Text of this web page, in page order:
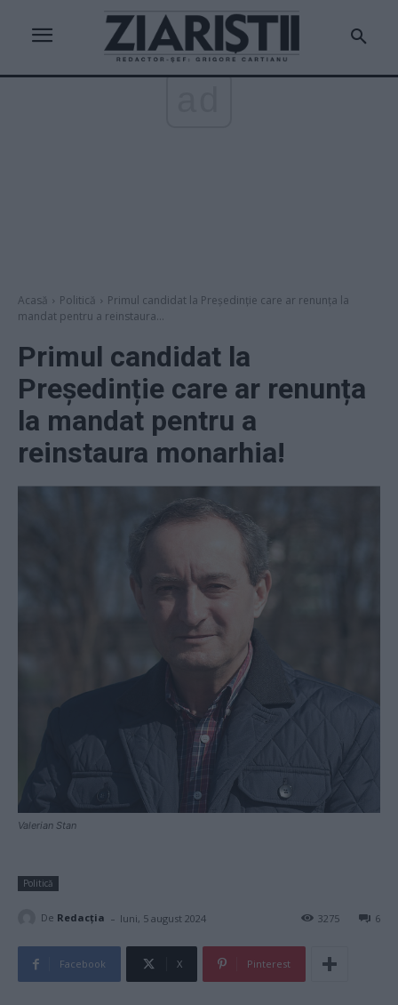
Acasă Politică
Primul candidat la Președinție care ar renunța la
mandat pentru a reinstaura...
Primul candidat la
Președinție care ar renunța
la mandat pentru a
reinstaura monarhia!
Valerian Stan
Politică
De Redacţia - luni, 5 august 2024 6
3275
Facebook X Pinterest